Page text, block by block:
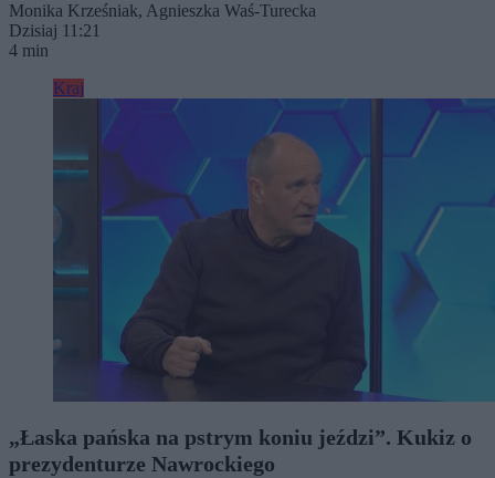
Monika Krześniak, Agnieszka Waś-Turecka
Dzisiaj 11:21
4 min
Kraj
„Łaska pańska na pstrym koniu jeździ”. Kukiz o
prezydenturze Nawrockiego